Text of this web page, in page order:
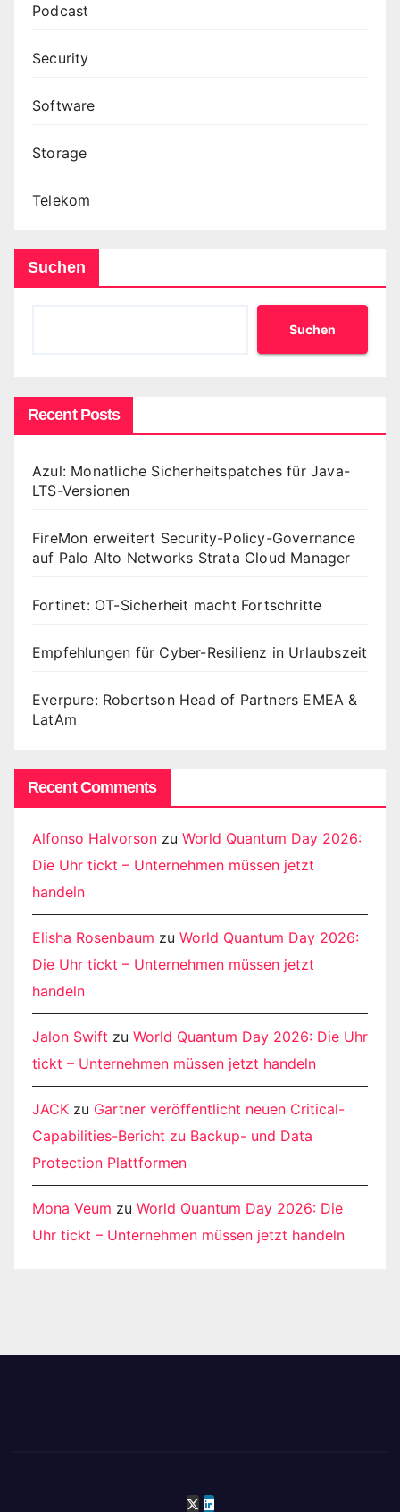
Podcast
Security
Software
Storage
Telekom
Suchen
Suchen
Recent Posts
Azul: Monatliche Sicherheitspatches für Java-
LTS-Versionen
FireMon erweitert Security-Policy-Governance
auf Palo Alto Networks Strata Cloud Manager
Fortinet: OT-Sicherheit macht Fortschritte
Empfehlungen für Cyber-Resilienz in Urlaubszeit
Everpure: Robertson Head of Partners EMEA &
LatAm
Recent Comments
Alfonso Halvorson zu World Quantum Day 2026:
Die Uhr tickt – Unternehmen müssen jetzt
handeln
Elisha Rosenbaum zu World Quantum Day 2026:
Die Uhr tickt – Unternehmen müssen jetzt
handeln
Jalon Swift zu World Quantum Day 2026: Die Uhr
tickt – Unternehmen müssen jetzt handeln
JACK zu Gartner veröffentlicht neuen Critical-
Capabilities-Bericht zu Backup- und Data
Protection Plattformen
Mona Veum zu World Quantum Day 2026: Die
Uhr tickt – Unternehmen müssen jetzt handeln